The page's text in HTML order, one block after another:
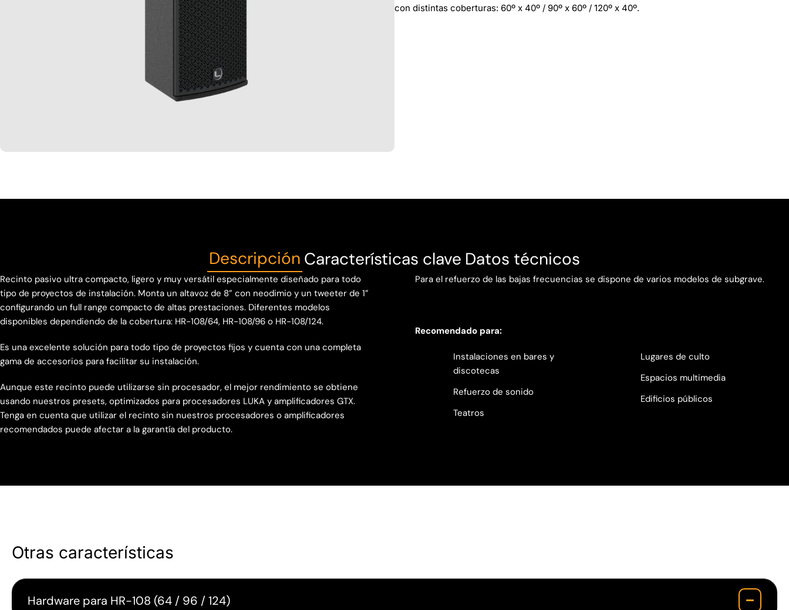
con distintas coberturas: 60º x 40º / 90º x 60º / 120º x 40º.
Descripción Características clave Datos técnicos
Recinto pasivo ultra compacto, ligero y muy versátil especialmente diseñado para todo
tipo de proyectos de instalación. Monta un altavoz de 8” con neodimio y un tweeter de 1”
configurando un full range compacto de altas prestaciones. Diferentes modelos
disponibles dependiendo de la cobertura: HR-108/64, HR-108/96 o HR-108/124.
Es una excelente solución para todo tipo de proyectos fijos y cuenta con una completa
gama de accesorios para facilitar su instalación.
Aunque este recinto puede utilizarse sin procesador, el mejor rendimiento se obtiene
usando nuestros presets, optimizados para procesadores LUKA y amplificadores GTX.
Tenga en cuenta que utilizar el recinto sin nuestros procesadores o amplificadores
recomendados puede afectar a la garantía del producto.
Para el refuerzo de las bajas frecuencias se dispone de varios modelos de subgrave.
Recomendado para:
Instalaciones en bares y
discotecas
Refuerzo de sonido
Teatros
Lugares de culto
Espacios multimedia
Edificios públicos
Otras características
Hardware para HR-108 (64 / 96 / 124)